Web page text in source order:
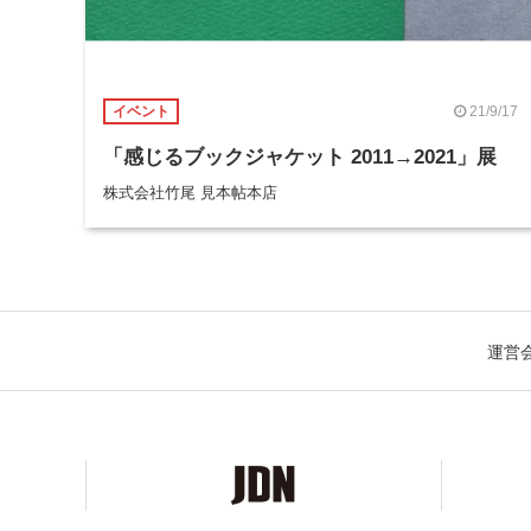
イベント 21/9/17
「感じるブックジャケット 2011→2021」展
株式会社竹尾 見本帖本店
運営